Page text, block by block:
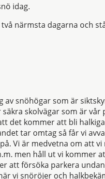
idag.
närmsta dagarna och
av snöhögar som är
skolvägar som är
det kommer att bli
tar omtag så får vi
Vi är medvetna om att
men håll ut vi kommer
att försöka parkera
vi snöröjer och